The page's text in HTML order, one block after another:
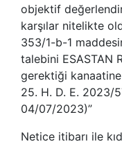
objektif
karşılar nitelikte
353/1-b-1
talebini ESASTAN
gerektiği kanaatine
25. H. D. E. 2023/
04/07/2023)”
Netice itibarı ile